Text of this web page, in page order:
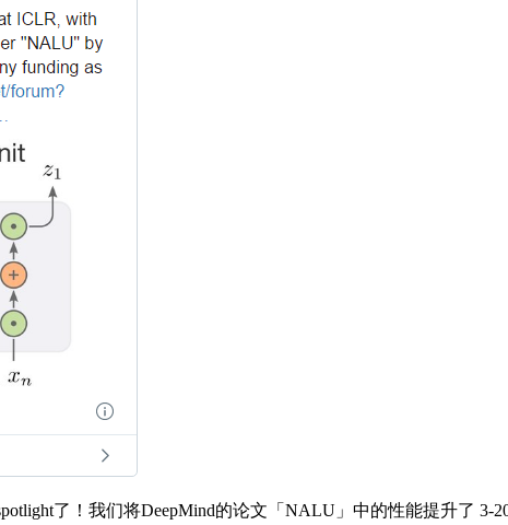
了！我们将DeepMind的论文「NALU」中的性能提升了 3-